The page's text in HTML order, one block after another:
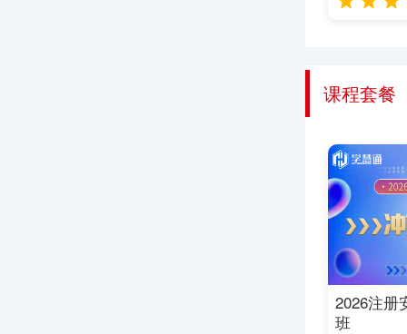
课程套餐
2026注册
班